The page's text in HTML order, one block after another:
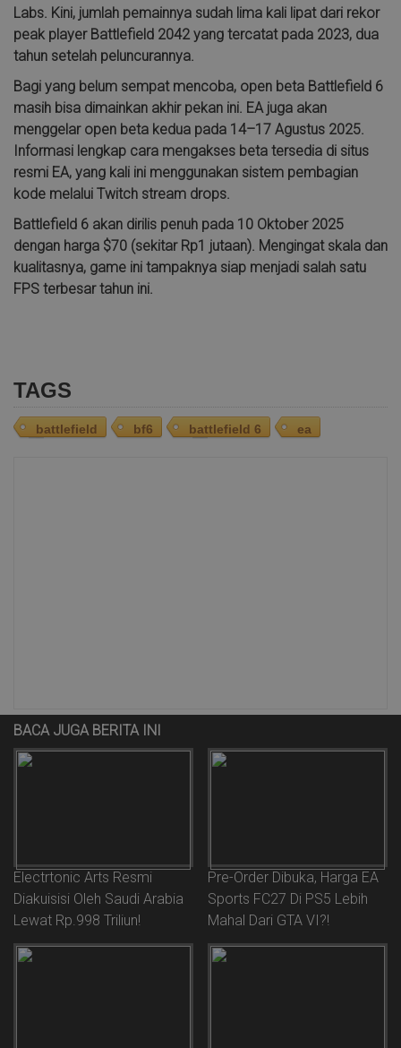
Labs. Kini, jumlah pemainnya sudah lima kali lipat dari rekor
peak player Battlefield 2042 yang tercatat pada 2023, dua
tahun setelah peluncurannya.
Bagi yang belum sempat mencoba, open beta Battlefield 6
masih bisa dimainkan akhir pekan ini. EA juga akan
menggelar open beta kedua pada 14–17 Agustus 2025.
Informasi lengkap cara mengakses beta tersedia di situs
resmi EA, yang kali ini menggunakan sistem pembagian
kode melalui Twitch stream drops.
Battlefield 6 akan dirilis penuh pada 10 Oktober 2025
dengan harga $70 (sekitar Rp1 jutaan). Mengingat skala dan
kualitasnya, game ini tampaknya siap menjadi salah satu
FPS terbesar tahun ini.
TAGS
battlefield bf6 battlefield 6 ea
BACA JUGA BERITA INI
Electrtonic Arts Resmi
Diakuisisi Oleh Saudi Arabia
Lewat Rp.998 Triliun!
Pre-Order Dibuka, Harga EA
Sports FC27 Di PS5 Lebih
Mahal Dari GTA VI?!